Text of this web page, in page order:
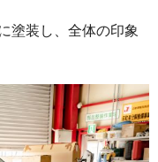
塗装し、全体の印象